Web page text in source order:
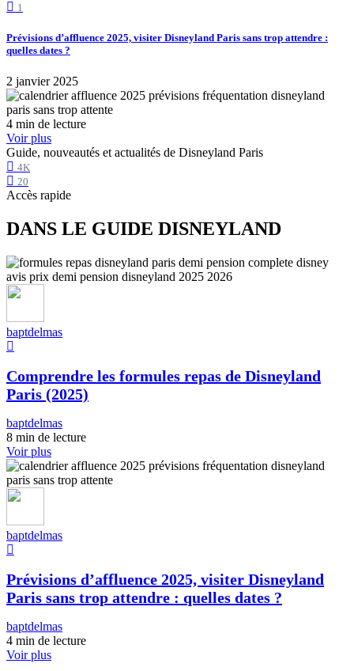
1
Prévisions d’affluence 2025, visiter Disneyland Paris sans trop attendre :
quelles dates ?
2 janvier 2025
4 min de lecture
Voir plus
Guide, nouveautés et actualités de Disneyland Paris
4K
20
Accès rapide
DANS LE GUIDE DISNEYLAND
baptdelmas
Comprendre les formules repas de Disneyland
Paris (2025)
baptdelmas
8 min de lecture
Voir plus
baptdelmas
Prévisions d’affluence 2025, visiter Disneyland
Paris sans trop attendre : quelles dates ?
baptdelmas
4 min de lecture
Voir plus